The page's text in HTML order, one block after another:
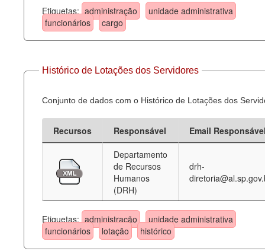
Agenda
Perguntas frequentes
Contato
Etiquetas: administração
unidade administrativa
funcionários
cargo
Histórico de Lotações dos Servidores
Conjunto de dados com o Histórico de Lotações dos
Recursos Responsável
Email
Departamento
de Recursos
Humanos
(DRH)
drh-
Etiquetas: administração
unidade administrativa
funcionários
lotação histórico